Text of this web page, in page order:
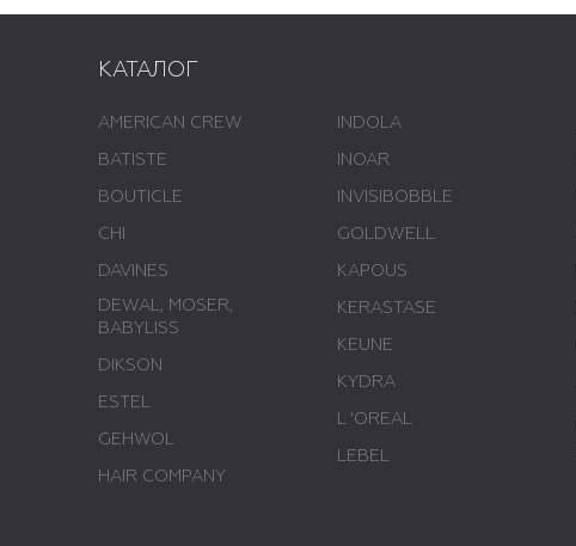
КАТАЛОГ
AMERICAN CREW
BATISTE
BOUTICLE
CHI
DAVINES
DEWAL, MOSER,
BABYLISS
DIKSON
ESTEL
GEHWOL
HAIR COMPANY
INDOLA
INOAR
INVISIBOBBLE
GOLDWELL
KAPOUS
KERASTASE
KEUNE
KYDRA
L 'ОREAL
LEBEL